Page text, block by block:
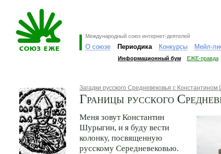
Международный союз интернет-деятелей
О союзе Периодика Конкурсы Мейл-
Информационный бум ЕЖЕ-правда
Загадки русского Средневековья с
Границы русского
Меня зовут Константин
Шурыгин, и я буду вести
колонку, посвященную
русскому Середневековью.